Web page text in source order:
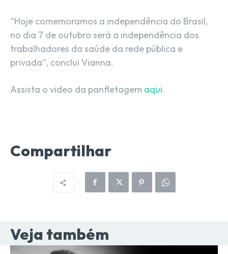
“Hoje comemoramos a independência do Brasil,
no dia 7 de outubro será a independência dos
trabalhadores da saúde da rede pública e
privada”, conclui Vianna.
Assista o video da panfletagem aqui.
Compartilhar
Veja também